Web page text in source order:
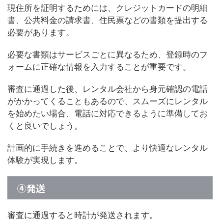
現住所を証明するためには、クレジットカードの明細
書、公共料金の請求書、住民票などの書類を提出する
必要があります。
必要な書類はサービスごとに異なるため、登録時のフ
ォームに正確な情報を入力することが重要です。
審査に通過した後、レンタル会社から身元確認の電話
がかかってくることもあるので、スムーズにレンタル
を始めたい場合、電話に対応できるように準備してお
くと良いでしょう。
計画的に手続きを進めることで、より快適なレンタル
体験が実現します。
④発送
審査に通過すると時計が発送されます。